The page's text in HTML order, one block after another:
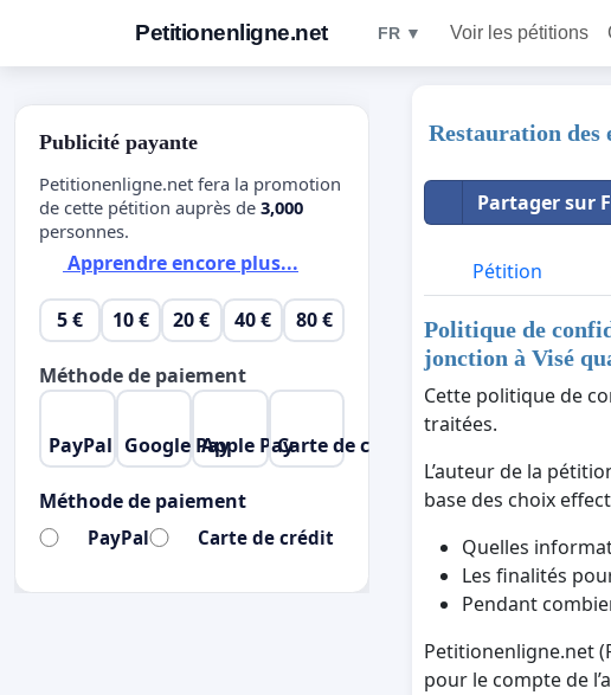
Petitionenligne.net FR ▼ Voir les pétitions
Restauration des
Partager sur
Pétition
Politique de
jonction à Visé
Cette politique de
traitées.
L’auteur de la
base des choix
Quelles
Les finalités
Pendant
Petitionenligne.net
pour le compte de
Publicité payante
Petitionenligne.net fera la promotion
de cette pétition auprès de 3,000
personnes.
Apprendre encore plus...
5 € 10 € 20 € 40 € 80 €
Méthode de paiement
PayPal Google PayApple PayCarte de crédit
Méthode de paiement
PayPal Carte de crédit